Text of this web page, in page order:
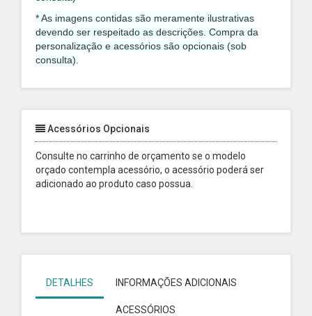
* As imagens contidas são meramente ilustrativas
devendo ser respeitado as descrições. Compra da
personalização e acessórios são opcionais (sob
consulta).
Acessórios Opcionais
Consulte no carrinho de orçamento se o modelo
orçado contempla acessório, o acessório poderá ser
adicionado ao produto caso possua.
DETALHES INFORMAÇÕES ADICIONAIS
ACESSÓRIOS